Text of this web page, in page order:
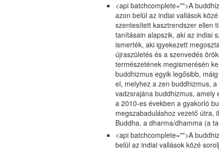
<api batchcomplete="">A
azon belül az indiai vallások
szentesített kasztrendszer ellen
tanításain alapszik, aki az indiai
ismerték, aki igyekezett
újraszületés és a szenvedés
természetének megismerésén
buddhizmus egyik legősibb,
el, melyhez a zen buddhizmus,
vadzsrajána buddhizmus,
a 2010-es években a gyakorló
megszabaduláshoz vezető útra,
Buddha, a dharma/dhamma (a
<api batchcomplete="">A
belül az indiai vallások közé